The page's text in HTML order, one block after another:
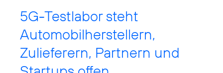
5G-Testlabor steht
Automobilherstellern,
Zulieferern, Partnern und